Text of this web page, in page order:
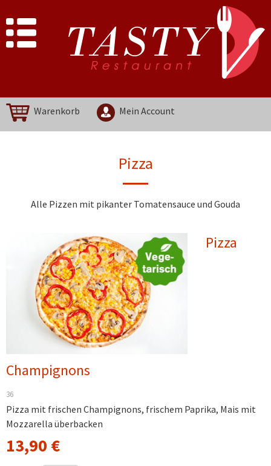
Warenkorb Mein Account
Pizza
Alle Pizzen mit pikanter Tomatensauce und Gouda
Pizza
Champignons
36
Pizza mit frischen Champignons, frischem Paprika, Mais mit
Mozzarella überbacken
13,90 €